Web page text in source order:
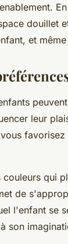
douillet
et
leur
qui
de
l'enfant se
son